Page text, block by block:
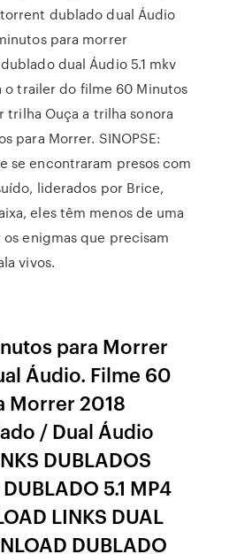
dublado dual Áudio
para morrer
dual Áudio 5.1 mkv
o trailer do filme 60 Minutos
trilha Ouça a trilha sonora
para Morrer. SINOPSE:
se encontraram presos com
liderados por Brice,
eles têm menos de uma
enigmas que precisam
vivos.
para Morrer
Áudio. Filme 60
Morrer 2018
/ Dual Áudio
DUBLADOS
5.1 MP4
LINKS DUAL
DUBLADO